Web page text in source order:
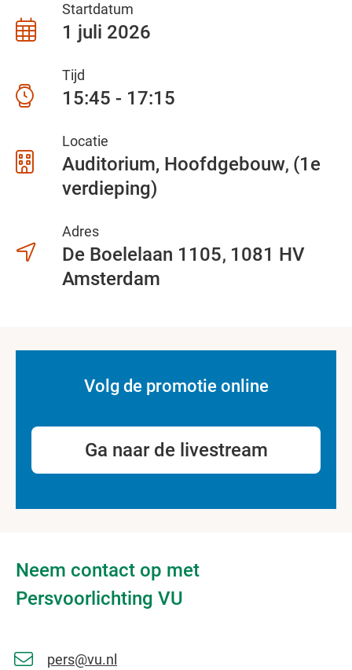
Startdatum
1 juli 2026
Tijd
15:45 - 17:15
Locatie
Auditorium, Hoofdgebouw (1e
verdieping)
Adres
De Boelelaan 1105 1081 HV
Amsterdam
Volg de promotie online
Ga naar de livestream
Neem contact op met
Persvoorlichting VU
pers@vu.nl